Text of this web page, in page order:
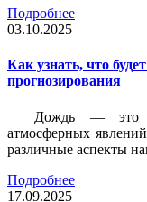
Подробнее
03.10.2025
Как узнать, что
прогнозирования
Дождь — это
атмосферных
различные аспекты
Подробнее
17.09.2025